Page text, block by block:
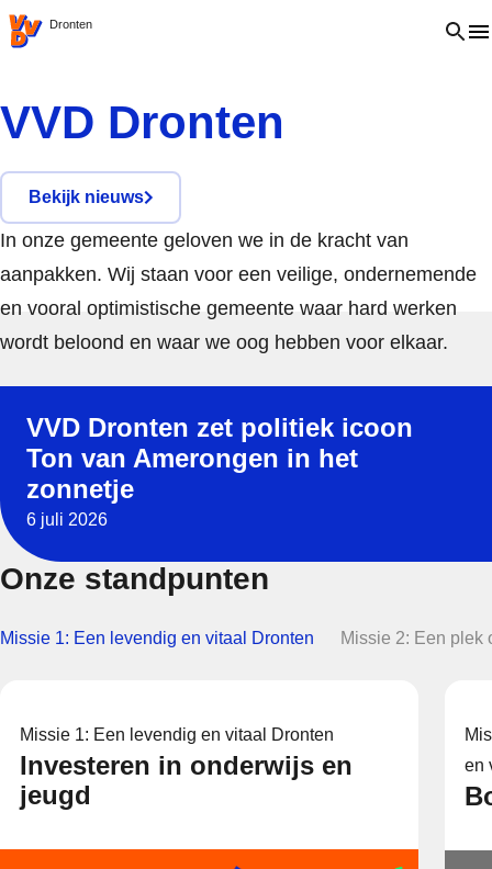
VVD.nlDronten Open
VVD Dronten
In onze gemeente geloven we in de kracht van
aanpakken. Wij staan voor een veilige, ondernemende
en vooral optimistische gemeente waar hard werken
wordt beloond en waar we oog hebben voor elkaar.
Bekijk nieuws
VVD Dronten zet politiek icoon
Ton van Amerongen in het
zonnetje
6 juli 2026
Onze standpunten
Missie 1: Een levendig en vitaal Dronten Missie 2: Een plek
Missie 1: Een levendig en vitaal Dronten
Investeren in onderwijs en
jeugd
en